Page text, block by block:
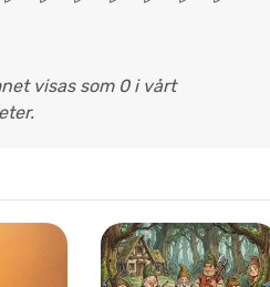
visas som 0 i vårt